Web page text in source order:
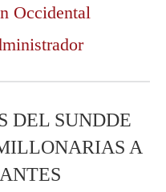
Occidental
DEL SUNDDE
A